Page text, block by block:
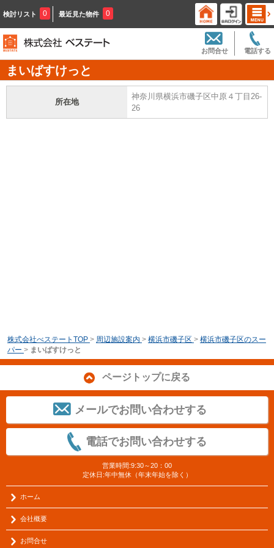
検討リスト 0 最近見た物件 0
電話する
お問合せ
まいばすけっと
所在地
神奈川県横浜市磯子区中原４丁目26-
26
株式会社べステートTOP > 周辺施設案内 > 横浜市磯子区 > 横浜市磯子区のスー
パー > まいばすけっと
ページトップに戻る
メールでお問い合わせする
電話でお問い合わせする
営業時間:9:30～20：00
定休日:年中無休（年末年始を除く）
ホーム
会社概要
お問合せ